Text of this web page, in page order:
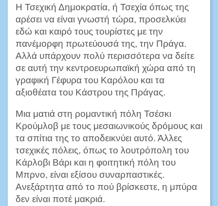
Η Τσεχική Δημοκρατία, ή Τσεχία όπως της
αρέσει να είναι γνωστή τώρα, προσελκύει
εδώ και καιρό τους τουρίστες με την
πανέμορφη πρωτεύουσά της, την Πράγα.
Αλλά υπάρχουν πολύ περισσότερα να δείτε
σε αυτή την κεντροευρωπαϊκή χώρα από τη
γραφική Γέφυρα του Καρόλου και τα
αξιοθέατα του Κάστρου της Πράγας.
Μια ματιά στη ρομαντική πόλη Τσέσκι
Κρούμλοβ με τους μεσαιωνικούς δρόμους και
τα σπίτια της το αποδεικνύει αυτό. Άλλες
τσεχικές πόλεις, όπως το λουτρόπολη του
Κάρλοβι Βάρι και η φοιτητική πόλη του
Μπρνο, είναι εξίσου συναρπαστικές.
Ανεξάρτητα από το πού βρίσκεστε, η μπύρα
δεν είναι ποτέ μακριά.